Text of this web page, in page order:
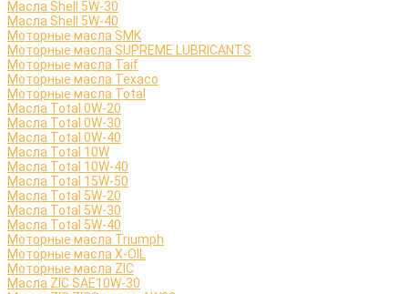
Масла Shell 5W-30
Масла Shell 5W-40
Моторные масла SMK
Моторные масла SUPREME LUBRICANTS
Моторные масла Taif
Моторные масла Texaco
Моторные масла Total
Масла Total 0W-20
Масла Total 0W-30
Масла Total 0W-40
Масла Total 10W
Масла Total 10W-40
Масла Total 15W-50
Масла Total 5W-20
Масла Total 5W-30
Масла Total 5W-40
Моторные масла Triumph
Моторные масла X-OIL
Моторные масла ZIC
Масла ZIC SAE10W-30